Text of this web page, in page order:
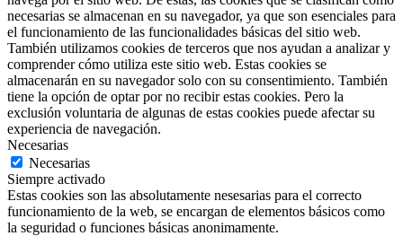
necesarias se almacenan en su navegador, ya que son esenciales para
el funcionamiento de las funcionalidades básicas del sitio web.
También utilizamos cookies de terceros que nos ayudan a analizar y
comprender cómo utiliza este sitio web. Estas cookies se
almacenarán en su navegador solo con su consentimiento. También
tiene la opción de optar por no recibir estas cookies. Pero la
exclusión voluntaria de algunas de estas cookies puede afectar su
experiencia de navegación.
Necesarias
Necesarias
Siempre activado
Estas cookies son las absolutamente nesesarias para el correcto
funcionamiento de la web, se encargan de elementos básicos como
la seguridad o funciones básicas anonimamente.